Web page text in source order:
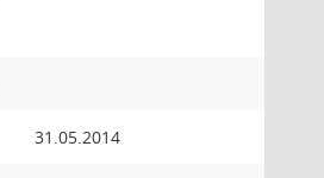
31.05.2014